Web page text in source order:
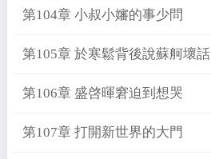
第104章 小叔小嬸的事少問
第105章 於寒鬆背後說蘇舸壞話
第106章 盛啓暉窘迫到想哭
第107章 打開新世界的大門